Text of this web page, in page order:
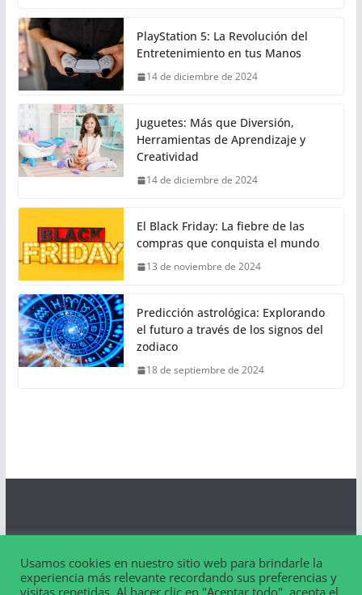
PlayStation 5: La Revolución del
Entretenimiento en tus Manos
14 de diciembre de 2024
Juguetes: Más que Diversión,
Herramientas de Aprendizaje y
Creatividad
14 de diciembre de 2024
El Black Friday: La fiebre de las
compras que conquista el mundo
13 de noviembre de 2024
Predicción astrológica: Explorando
el futuro a través de los signos del
zodiaco
18 de septiembre de 2024
Aviso Legal
Contacto
Usamos cookies en nuestro sitio web para brindarle la
experiencia más relevante recordando sus preferencias y
visitas repetidas. Al hacer clic en "Aceptar todo", acepta el